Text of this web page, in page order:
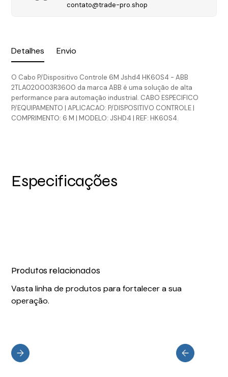
Detalhes Envio
O Cabo P/Dispositivo Controle 6M Jshd4 HK60S4 - ABB
2TLA020003R3600 da marca ABB é uma solução de alta
performance para automação industrial. CABO ESPECIFICO
P/EQUIPAMENTO | APLICACAO: P/DISPOSITIVO CONTROLE |
COMPRIMENTO: 6 M | MODELO: JSHD4 | REF: HK60S4.
contato@trade-pro.shop
Especificações
Produtos relacionados
Vasta linha de produtos para fortalecer a sua
operação.